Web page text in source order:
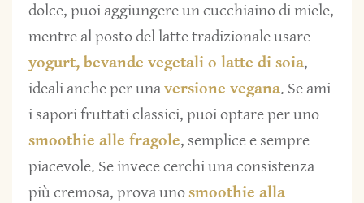
dolce, puoi aggiungere un cucchiaino di miele,
mentre al posto del latte tradizionale usare
yogurt, bevande vegetali o latte di soia,
ideali anche per unaversione vegana. Se ami
i sapori fruttati classici, puoi optare per uno
smoothie alle fragole, semplice e sempre
piacevole. Se invece cerchi una consistenza
più cremosa, prova unosmoothie alla